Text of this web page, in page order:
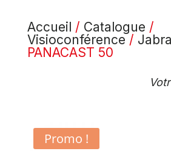
Accueil / Catalogue /
Visioconférence / Jabra
PANACAST 50
Promo !